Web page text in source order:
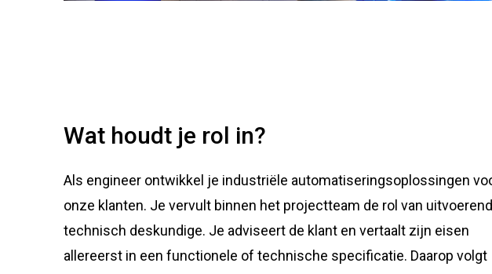
Wat houdt je rol in?
Als engineer ontwikkel je industriële automatiseringsoplossingen
onze klanten. Je vervult binnen het projectteam de rol van uitvoerend
technisch deskundige. Je adviseert de klant en vertaalt zijn eisen
allereerst in een functionele of technische specificatie. Daarop volgt